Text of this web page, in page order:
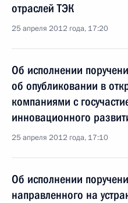
отраслей ТЭК
25 апреля 2012 года, 17:20
Об исполнении
об опубликовании в
компаниями с
инновационного
25 апреля 2012 года, 17:10
Об исполнении
направленного на